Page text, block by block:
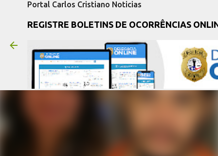
Portal Carlos Cristiano Noticias
REGISTRE BOLETINS DE OCORRÊNCIAS